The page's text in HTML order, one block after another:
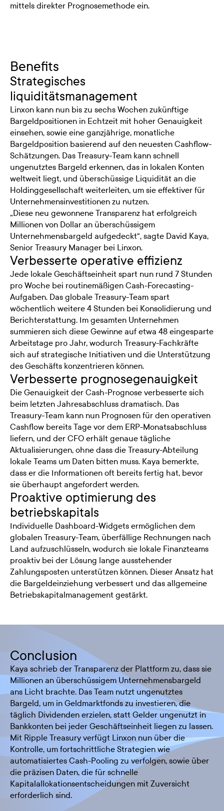
mittels direkter Prognosemethode ein.
Benefits
Strategisches
liquiditätsmanagement
Linxon kann nun bis zu sechs Wochen zukünftige
Bargeldpositionen in Echtzeit mit hoher Genauigkeit
einsehen, sowie eine ganzjährige, monatliche
Bargeldposition basierend auf den neuesten Cashflow-
Schätzungen. Das Treasury-Team kann schnell
ungenutztes Bargeld erkennen, das in lokalen Konten
weltweit liegt, und überschüssige Liquidität an die
Holdinggesellschaft weiterleiten, um sie effektiver für
Unternehmensinvestitionen zu nutzen.
„Diese neu gewonnene Transparenz hat erfolgreich
Millionen von Dollar an überschüssigem
Unternehmensbargeld aufgedeckt“, sagte David Kaya,
Senior Treasury Manager bei Linxon.
Verbesserte operative effizienz
Jede lokale Geschäftseinheit spart nun rund 7 Stunden
pro Woche bei routinemäßigen Cash-Forecasting-
Aufgaben. Das globale Treasury-Team spart
wöchentlich weitere 4 Stunden bei Konsolidierung und
Berichterstattung. Im gesamten Unternehmen
summieren sich diese Gewinne auf etwa 48 eingesparte
Arbeitstage pro Jahr, wodurch Treasury-Fachkräfte
sich auf strategische Initiativen und die Unterstützung
des Geschäfts konzentrieren können.
Verbesserte prognosegenauigkeit
Die Genauigkeit der Cash-Prognose verbesserte sich
beim letzten Jahresabschluss dramatisch. Das
Treasury-Team kann nun Prognosen für den operativen
Cashflow bereits Tage vor dem ERP-Monatsabschluss
liefern, und der CFO erhält genaue tägliche
Aktualisierungen, ohne dass die Treasury-Abteilung
lokale Teams um Daten bitten muss. Kaya bemerkte,
dass er die Informationen oft bereits fertig hat, bevor
sie überhaupt angefordert werden.
Proaktive optimierung des
betriebskapitals
Individuelle Dashboard-Widgets ermöglichen dem
globalen Treasury-Team, überfällige Rechnungen nach
Land aufzuschlüsseln, wodurch sie lokale Finanzteams
proaktiv bei der Lösung lange ausstehender
Zahlungsposten unterstützen können. Dieser Ansatz hat
die Bargeldeinziehung verbessert und das allgemeine
Betriebskapitalmanagement gestärkt.
Conclusion
Kaya schrieb der Transparenz der Plattform zu, dass sie
Millionen an überschüssigem Unternehmensbargeld
ans Licht brachte. Das Team nutzt ungenutztes
Bargeld, um in Geldmarktfonds zu investieren, die
täglich Dividenden erzielen, statt Gelder ungenutzt in
Bankkonten bei jeder Geschäftseinheit liegen zu lassen.
Mit Ripple Treasury verfügt Linxon nun über die
Kontrolle, um fortschrittliche Strategien wie
automatisiertes Cash-Pooling zu verfolgen, sowie über
die präzisen Daten, die für schnelle
Kapitalallokationsentscheidungen mit Zuversicht
erforderlich sind.